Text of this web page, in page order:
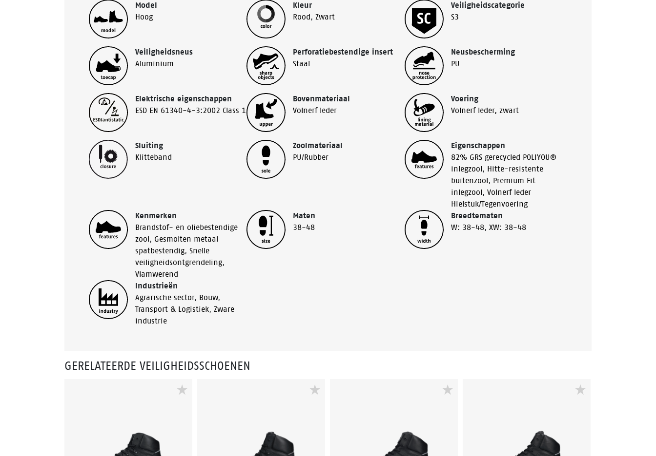
Model
Hoog
Kleur
Rood,Zwart
Veiligheidscategorie
S3
Veiligheidsneus
Aluminium
Perforatiebestendige insert
Staal
Neusbescherming
PU
Elektrische eigenschappen
ESD EN 61340-4-3:2002 Class 1
Bovenmateriaal
Volnerf leder
Voering
Volnerf leder, zwart
Sluiting
Klitteband
Zoolmateriaal
PU/Rubber
Eigenschappen
82% GRS gerecycled POLIYOU®
inlegzool, Hitte-resistente
buitenzool, Premium Fit
inlegzool, Volnerf leder
Hielstuk/Tegenvoering
Kenmerken
Brandstof- en oliebestendige
zool, Gesmolten metaal
spatbestendig, Snelle
veiligheidsontgrendeling,
Vlamwerend
Maten
38-48
Breedtematen
W: 38-48, XW: 38-48
Industrieën
Agrarische sector, Bouw,
Transport & Logistiek, Zware
industrie
GERELATEERDE VEILIGHEIDSSCHOENEN